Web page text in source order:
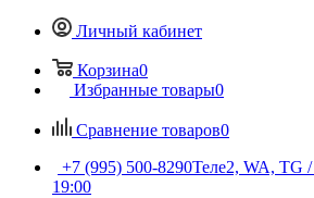
Личный кабинет
Корзина0
Избранные товары0
Сравнение товаров0
+7 (995) 500-8290Теле2, WA, TG
19:00